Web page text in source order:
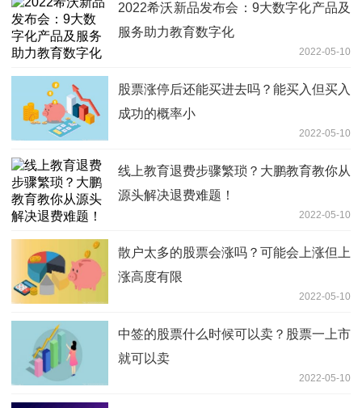
2022希沃新品发布会：9大数字化产品及
服务助力教育数字化
2022-05-10
股票涨停后还能买进去吗？能买入但买入
成功的概率小
2022-05-10
线上教育退费步骤繁琐？大鹏教育教你从
源头解决退费难题！
2022-05-10
散户太多的股票会涨吗？可能会上涨但上
涨高度有限
2022-05-10
中签的股票什么时候可以卖？股票一上市
就可以卖
2022-05-10